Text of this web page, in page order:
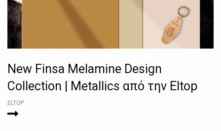
New Finsa Melamine Design
Collection | Metallics από την Eltop
ELTOP